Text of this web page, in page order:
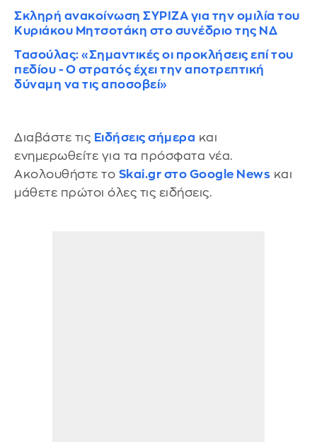
Σκληρή ανακοίνωση ΣΥΡΙΖΑ για την ομιλία του
Κυριάκου Μητσοτάκη στο συνέδριο της ΝΔ
Τασούλας: «Σημαντικές οι προκλήσεις επί του
πεδίου - Ο στρατός έχει την αποτρεπτική
δύναμη να τις αποσοβεί»
Διαβάστε τις Ειδήσεις σήμερα και
ενημερωθείτε για τα πρόσφατα νέα.
Ακολουθήστε το Skai.gr στο Google News και
μάθετε πρώτοι όλες τις ειδήσεις.